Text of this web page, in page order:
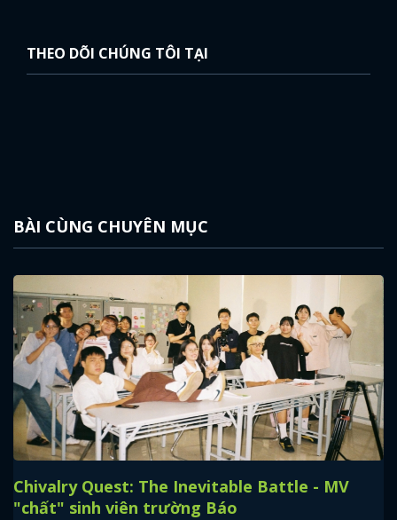
THEO DÕI CHÚNG TÔI TẠI
BÀI CÙNG CHUYÊN MỤC
Chivalry Quest: The Inevitable Battle - MV
"chất" sinh viên trường Báo